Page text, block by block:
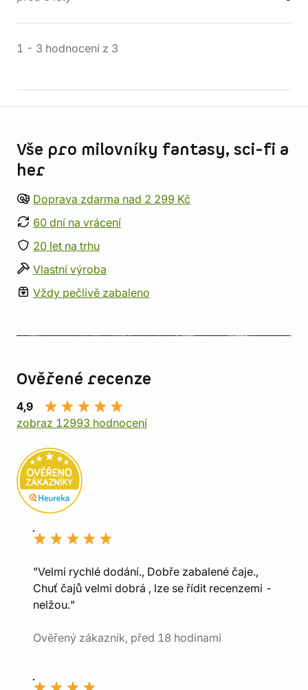
1 - 3 hodnocení z 3
Vše pro milovníky fantasy, sci-fi a
her
Doprava zdarma nad 2 299 Kč
60 dní na vrácení
20 let na trhu
Vlastní výroba
Vždy pečlivě zabaleno
Ověřené recenze
4,9
zobraz 12993 hodnocení
"Velmi rychlé dodání., Dobře zabalené čaje.,
Chuť čajů velmi dobrá , lze se řídit recenzemi -
nelžou."
Ověřený zákazník, před 18 hodinami